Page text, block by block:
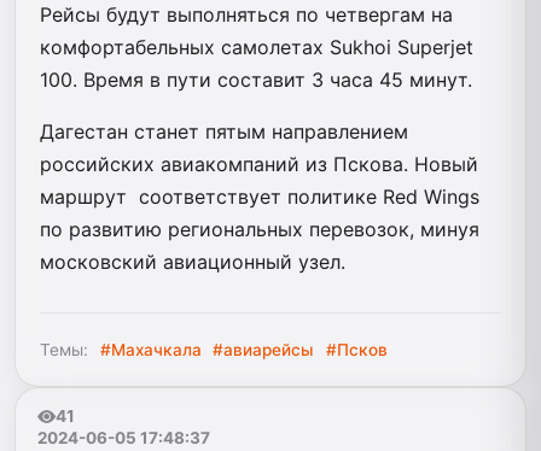
Рейсы будут выполняться по четвергам на
комфортабельных самолетах Sukhoi Superjet
100. Время в пути составит 3 часа 45 минут.
Дагестан станет пятым направлением
российских авиакомпаний из Пскова. Новый
маршрут соответствует политике Red Wings
по развитию региональных перевозок, минуя
московский авиационный узел.
Темы: #Махачкала #авиарейсы #Псков
41
2024-06-05 17:48:37